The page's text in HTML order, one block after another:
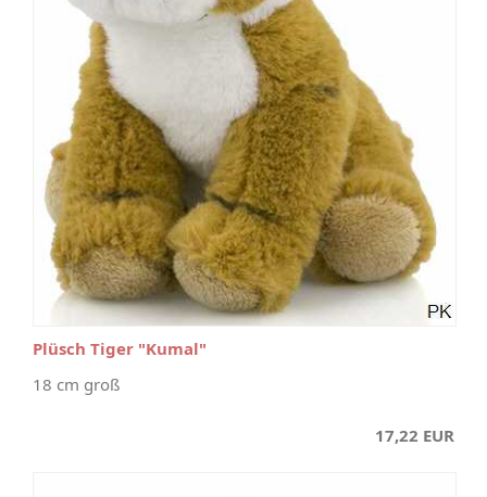
Plüsch Tiger "Kumal"
18 cm groß
17,22 EUR